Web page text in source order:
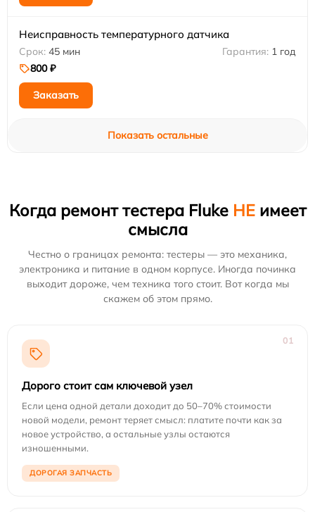
Неисправность температурного датчика
45 мин
1 год
800 ₽
Заказать
Показать остальные
Когда ремонт тестера Fluke НЕимеет
смысла
Честно о границах ремонта: тестеры — это механика,
электроника и питание в одном корпусе. Иногда починка
выходит дороже, чем техника того стоит. Вот когда мы
скажем об этом прямо.
01
Дорого стоит сам ключевой узел
Если цена одной детали доходит до 50–70% стоимости
новой модели, ремонт теряет смысл: платите почти как за
новое устройство, а остальные узлы остаются
изношенными.
ДОРОГАЯ ЗАПЧАСТЬ